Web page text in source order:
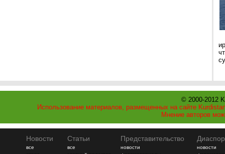
© 2000-2012
Использование материалов, размещенных на сайте
Мнение авторов
Новости
все
Статьи
все
Представительство
новости
новости